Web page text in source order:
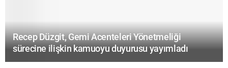
Recep Düzgit, Gemi Acenteleri Yönetmeliği
sürecine ilişkin kamuoyu duyurusu yayımladı